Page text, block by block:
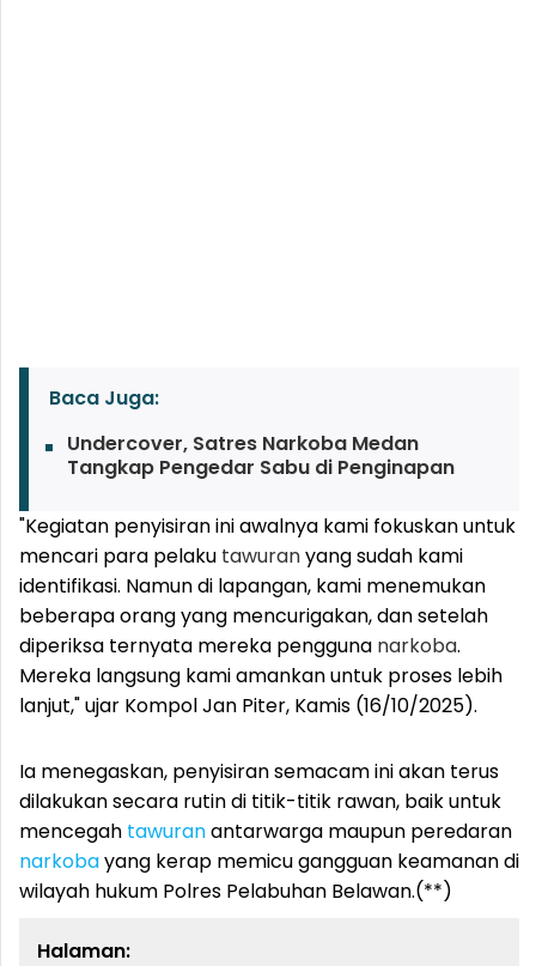
Baca Juga:
Undercover, Satres Narkoba Medan
Tangkap Pengedar Sabu di Penginapan
"Kegiatan penyisiran ini awalnya kami fokuskan untuk
mencari para pelaku tawuranyang sudah kami
identifikasi. Namun di lapangan, kami menemukan
beberapa orang yang mencurigakan, dan setelah
diperiksa ternyata mereka pengguna narkoba.
Mereka langsung kami amankan untuk proses lebih
lanjut," ujar Kompol Jan Piter, Kamis (16/10/2025).
Ia menegaskan, penyisiran semacam ini akan terus
dilakukan secara rutin di titik-titik rawan, baik untuk
mencegah tawuranantarwarga maupun peredaran
narkobayang kerap memicu gangguan keamanan di
wilayah hukum Polres Pelabuhan Belawan.(**)
Halaman: